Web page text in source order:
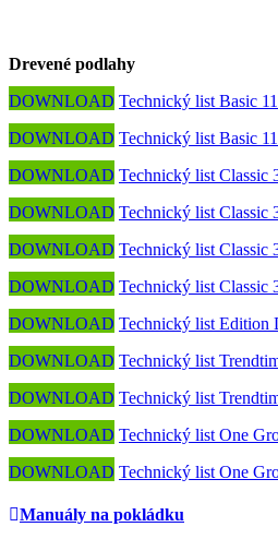
Drevené podlahy
DOWNLOAD Technický list Basic
DOWNLOAD Technický list Basic
DOWNLOAD Technický list Classic
DOWNLOAD Technický list Classic
DOWNLOAD Technický list Classic
DOWNLOAD Technický list Classic
DOWNLOAD Technický list Edition
DOWNLOAD Technický list
DOWNLOAD Technický list
DOWNLOAD Technický list One
DOWNLOAD Technický list One
Manuály na pokládku